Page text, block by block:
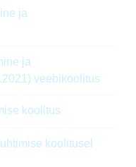
ja
ja
veebikoolitus
koolitus
koolitusel